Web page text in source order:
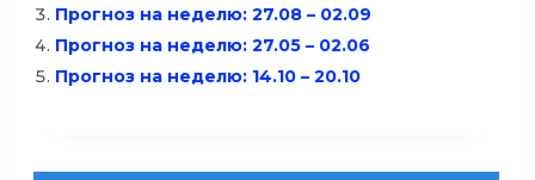
Прогноз на неделю: 27.08 – 02.09
Прогноз на неделю: 27.05 – 02.06
Прогноз на неделю: 14.10 – 20.10